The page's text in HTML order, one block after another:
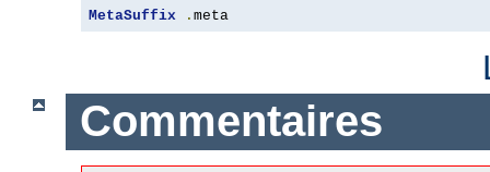
MetaSuffix . meta
Commentaires